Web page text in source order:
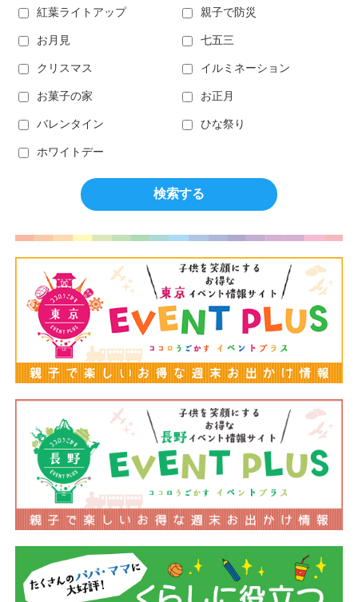
紅葉ライトアップ 親子で防災
お月見 七五三
クリスマス イルミネーション
お菓子の家 お正月
バレンタイン ひな祭り
ホワイトデー